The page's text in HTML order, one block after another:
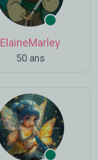
ElaineMarley
50 ans